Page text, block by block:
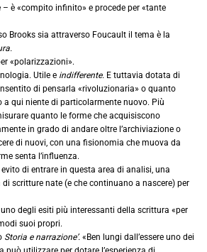
è «compito infinito» e procede per «tante
Brooks sia attraverso Foucault il tema è la
«polarizzazioni».
Utile e indifferente. E tuttavia dotata di
di pensarla «rivoluzionaria» o quanto
a qui niente di particolarmente nuovo. Più
quanto le forme che acquisiscono
in grado di andare oltre l’archiviazione o
di nuovi, con una fisionomia che muova da
senta l’influenza.
evito di entrare in questa area di analisi, una
scritture nate (e che continuano a nascere) per
degli esiti più interessanti della scrittura «per
suoi propri.
Storia e narrazione’. «Ben lungi dall’essere uno dei